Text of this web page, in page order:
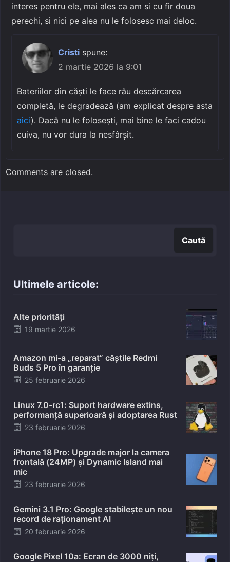
interes pentru ele, mai ales ca am si cu fir doua
perechi, si nici pe alea nu le folosesc mai deloc.
Cristi spune:
2 martie 2026 la 9:01
Bateriilor din căști le face rău descărcarea
completă, le degradează (am explicat despre asta
aici). Dacă nu le folosești, mai bine le faci cadou
cuiva, nu vor dura la nesfârșit.
Comments are closed.
Caută
Ultimele articole:
Alte priorități
Posted
19 martie 2026
Amazon mi-a „reparat” căștile Redmi
Buds 5 Pro în garanție
Posted
25 februarie 2026
Linux 7.0-rc1: Suport hardware extins,
performanță superioară și adoptarea Rust
Posted
23 februarie 2026
iPhone 18 Pro: Upgrade major la camera
frontală (24MP) și Dynamic Island mai
mic
Posted
23 februarie 2026
Gemini 3.1 Pro: Google stabilește un nou
record de raționament AI
Posted
20 februarie 2026
Google Pixel 10a: Ecran de 3000 niți,